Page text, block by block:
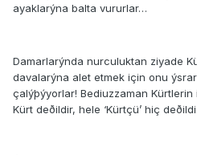
ayaklarýna balta vururlar…
Damarlarýnda nurculuktan ziyade
davalarýna alet etmek için onu
çalýþýyorlar! Bediuzzaman
Kürt deðildir, hele ‘Kürtçü’ hiç